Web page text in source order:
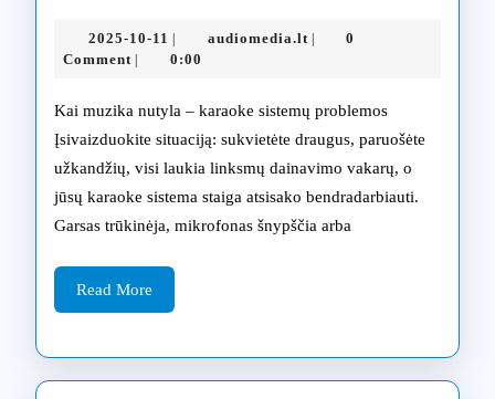
remontas:
pramogų
technikos
atgaivinimas
Kaune
2025-10-11 2025-
10-
audiomedia.ltaudiomedia.lt
0
Comment
0:00
Kai muzika nutyla – karaoke sistemų problemos
Įsivaizduokite situaciją: sukvietėte draugus, paruošėte
užkandžių, visi laukia linksmų dainavimo vakarų, o
jūsų karaoke sistema staiga atsisako bendradarbiauti.
Garsas trūkinėja, mikrofonas šnypščia arba
Read More
More